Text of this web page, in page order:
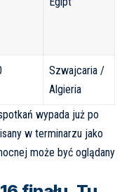
Szwajcaria /
Algieria
wypada już po
w terminarzu jako
może być oglądany